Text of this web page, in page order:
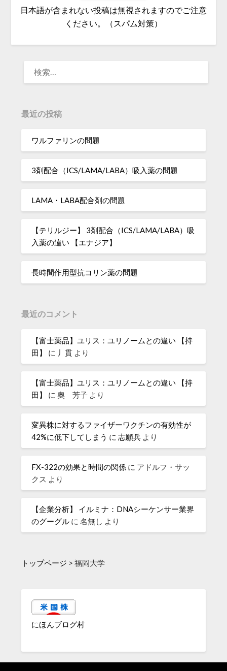
日本語が含まれない投稿は無視されますのでご注意
ください。（スパム対策）
最近の投稿
ワルファリンの問題
3剤配合（ICS/LAMA/LABA）吸入薬の問題
LAMA・LABA配合剤の問題
【テリルジー】 3剤配合（ICS/LAMA/LABA）吸
入薬の違い 【エナジア】
長時間作用型抗コリン薬の問題
最近のコメント
【富士薬品】ユリス：ユリノームとの違い 【持
田】
に 丿貫 より
【富士薬品】ユリス：ユリノームとの違い 【持
田】
に奧 芳子 より
変異株に対するファイザーワクチンの有効性が
42%に低下してしまう に志願兵 より
FX-322の効果と時間の関係 に アドルフ・サッ
クス より
【企業分析】 イルミナ：DNAシーケンサー業界
のグーグル に名無し より
トップページ >福岡大学
にほんブログ村